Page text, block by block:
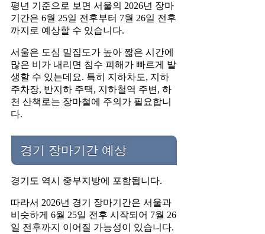
평년 기준으로 보면 서울의 2026년 장마
기간은 6월 25일 전후부터 7월 26일 전후
까지로 예상할 수 있습니다.
서울은 도심 밀집도가 높아 짧은 시간에
많은 비가 내리면 침수 피해가 빠르게 발
생할 수 있는데요. 특히 지하차도, 지하
주차장, 반지하 주택, 지하철역 주변, 하
천 산책로는 장마철에 주의가 필요합니
다.
경기 장마기간 예상
경기도 역시 중부지방에 포함됩니다.
따라서 2026년 경기 장마기간은 서울과
비슷하게 6월 25일 전후 시작되어 7월 26
일 전후까지 이어질 가능성이 있습니다.